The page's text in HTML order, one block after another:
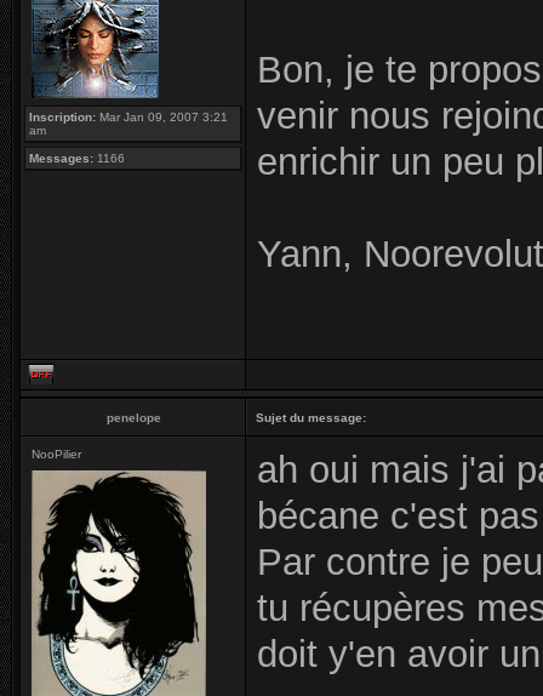
Inscription: Mar Jan 09, 2007 3:21
am
Messages: 1166
Bon, je te
venir nous
enrichir un peu
Yann,
penelope Sujet du message:
NooPilier
ah oui mais j'ai
bécane c'est
Par contre je
tu récupères
doit y'en avoir